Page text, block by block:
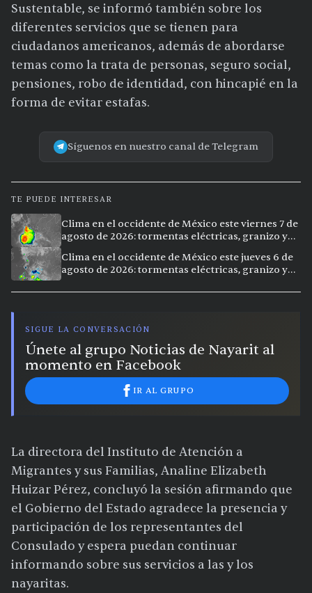
Sustentable, se informó también sobre los
diferentes servicios que se tienen para
ciudadanos americanos, además de abordarse
temas como la trata de personas, seguro social,
pensiones, robo de identidad, con hincapié en la
forma de evitar estafas.
Síguenos en nuestro canal de Telegram
TE PUEDE INTERESAR
Clima en el occidente de México este viernes 7 de
agosto de 2026: tormentas eléctricas, granizo y
Clima en el occidente de México este jueves 6 de
agosto de 2026: tormentas eléctricas, granizo y
SIGUE LA CONVERSACIÓN
Únete al grupo Noticias de Nayarit al
momento en Facebook
IR AL GRUPO
La directora del Instituto de Atención a
Migrantes y sus Familias, Analine Elizabeth
Huizar Pérez, concluyó la sesión afirmando que
el Gobierno del Estado agradece la presencia y
participación de los representantes del
Consulado y espera puedan continuar
informando sobre sus servicios a las y los
nayaritas.